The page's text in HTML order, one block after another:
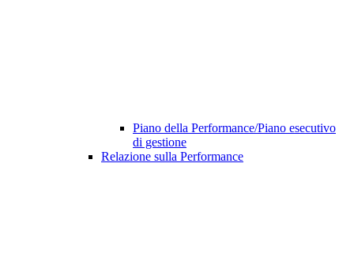
Piano della Performance/Piano esecutivo
di gestione
Relazione sulla Performance